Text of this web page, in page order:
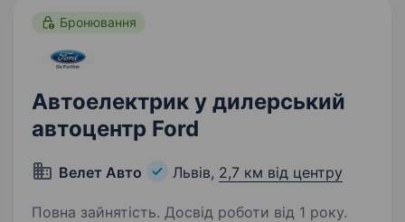
Бронювання
Автоелектрик у дилерський
автоцентр Ford
Велет Авто Львів, 2,7 км від центру
Повна зайнятість. Досвід роботи від 1 року.